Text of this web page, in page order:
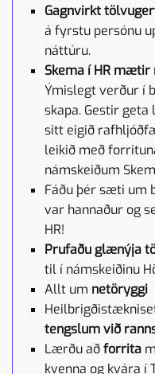
Gagnvirkt
á fyrstu persónu
náttúru.
Skema í HR mætir
Ýmislegt verður í
skapa. Gestir
sitt eigið
leikið með
námskeiðum
Fáðu þér sæti um
var hannaður og
HR!
Prufaðu glænýja
til í námskeiðinu
Allt um netöryggi
tengslum við
Lærðu aðforrita
kvenna og kvára